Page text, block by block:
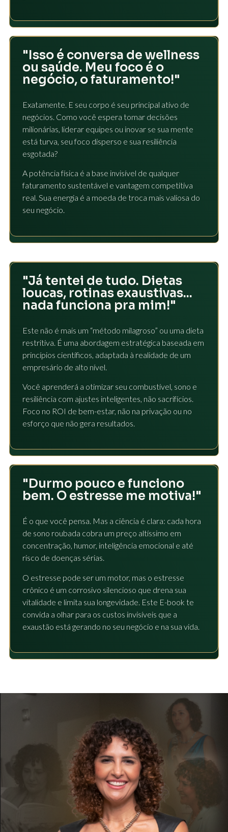
"Isso é conversa de wellness
ou saúde. Meu foco é o
negócio, o faturamento!"
Exatamente. E seu corpo é seu principal ativo de
negócios. Como você espera tomar decisões
milionárias, liderar equipes ou inovar se sua mente
está turva, seu foco disperso e sua resiliência
esgotada?
A potência física é a base invisível de qualquer
faturamento sustentável e vantagem competitiva
real. Sua energia é a moeda de troca mais valiosa do
seu negócio.
"Já tentei de tudo. Dietas
loucas, rotinas exaustivas...
nada funciona pra mim!"
Este não é mais um “método milagroso” ou uma dieta
restritiva. É uma abordagem estratégica baseada em
princípios científicos, adaptada à realidade de um
empresário de alto nível.
Você aprenderá a otimizar seu combustível, sono e
resiliência com ajustes inteligentes, não sacrifícios.
Foco no ROI de bem-estar, não na privação ou no
esforço que não gera resultados.
"Durmo pouco e funciono
bem. O estresse me motiva!"
É o que você pensa. Mas a ciência é clara: cada hora
de sono roubada cobra um preço altíssimo em
concentração, humor, inteligência emocional e até
risco de doenças sérias.
O estresse pode ser um motor, mas o estresse
crônico é um corrosivo silencioso que drena sua
vitalidade e limita sua longevidade. Este E-book te
convida a olhar para os custos invisíveis que a
exaustão está gerando no seu negócio e na sua vida.